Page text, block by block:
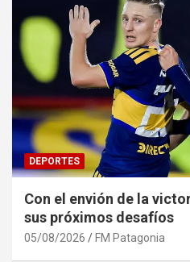
DEPORTES
Con el envión de la
sus próximos desafíos
05/08/2026 FM Patagonia